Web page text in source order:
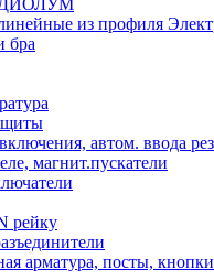
ДИОЛУМ
из профиля
бра
автом. ввода
магнит.пускатели
рейку
арматура, посты, кнопки